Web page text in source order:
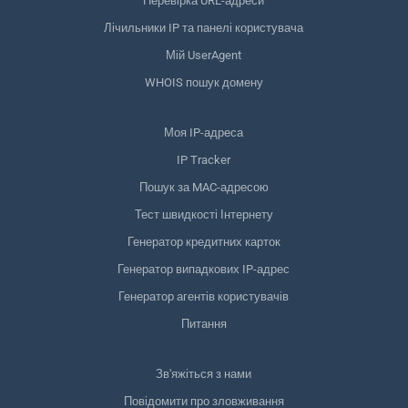
Лічильники IP та панелі користувача
Мій UserAgent
WHOIS пошук домену
Моя IP-адреса
IP Tracker
Пошук за MAC-адресою
Тест швидкості Інтернету
Генератор кредитних карток
Генератор випадкових IP-адрес
Генератор агентів користувачів
Питання
Зв'яжіться з нами
Повідомити про зловживання